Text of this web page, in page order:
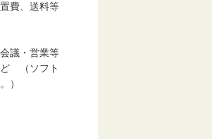
費、送料等
議・営業等
ど （ソフト
）